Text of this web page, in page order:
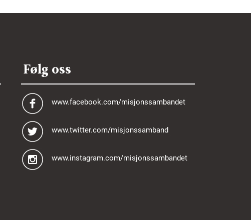
Følg oss
www.facebook.com/misjonssambandet
www.twitter.com/misjonssamband
www.instagram.com/misjonssambandet